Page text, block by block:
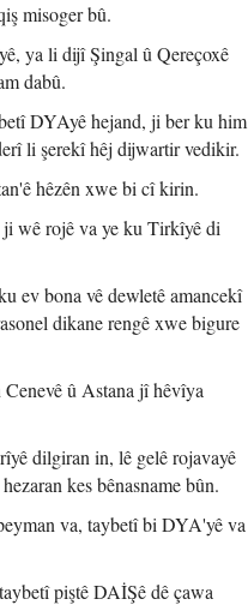
misoger bû.
ya li dijî Şingal û Qereçoxê
dabû.
DYAyê hejand, ji ber ku him
li şerekî hêj dijwartir vedikir.
hêzên xwe bi cî kirin.
wê rojê va ye ku Tirkîyê di
ev bona vê dewletê amancekî
dikane rengê xwe bigure
û Astana jî hêvîya
dilgiran in, lê gelê rojavayê
kes bênasname bûn.
va, taybetî bi DYA'yê va
piştê DAİŞê dê çawa